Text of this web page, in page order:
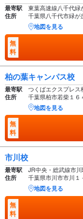
最寄駅 東葉高速線八千代
住所 千葉県八千代市緑が
地図を見る
無
料
柏の葉キャンパス校
最寄駅 つくばエクスプレ
住所 千葉県柏市若柴１
地図を見る
無
料
市川校
最寄駅 JR中央・総武線市
住所 千葉県市川市市川
地図を見る
無
料